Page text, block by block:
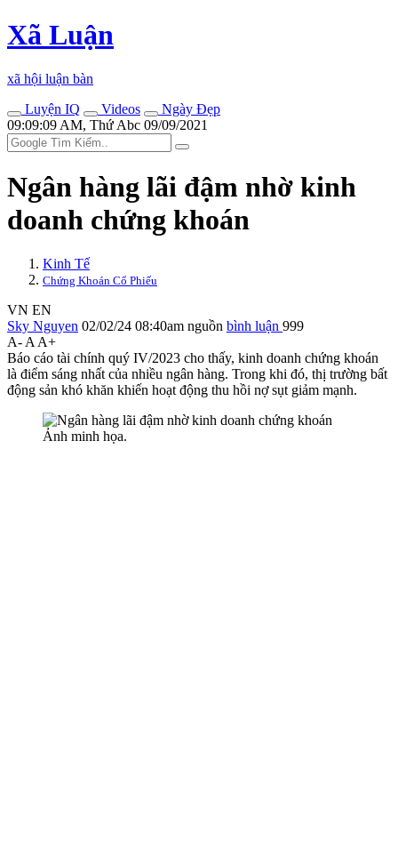
Xã Luận
xã hội luận bàn
Luyện IQ
Videos
Ngày Đẹp
09:09:09 AM, Thứ Abc 09/09/2021
Ngân hàng lãi đậm nhờ kinh
doanh chứng khoán
Kinh Tế
Chứng Khoán Cổ Phiếu
VN EN
Sky Nguyen 02/02/24 08:40am nguồn bình luận 999
A- A A+
Báo cáo tài chính quý IV/2023 cho thấy, kinh doanh chứng khoán
là điểm sáng nhất của nhiều ngân hàng. Trong khi đó, thị trường bất
động sản khó khăn khiến hoạt động thu hồi nợ sụt giảm mạnh.
Ảnh minh họa.